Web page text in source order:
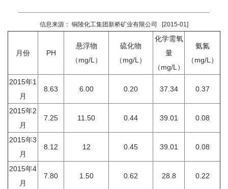
信息来源： 铜陵化工集团新桥矿业有限公司 [2015-01]
月份 PH
悬浮物
（mg/L）
硫化物
（mg/L）
化学需氧
量
（mg/L）
氨氮
（mg/L）
2015年1
月
8.63 6.00 0.20 37.34 0.37
2015年2
月
7.25 11.50 0.44 39.01 0.08
2015年3
月
8.12 12 0.45 39.01 0.08
2015年4
月
7.80 1.50 0.62 28.8 0.22